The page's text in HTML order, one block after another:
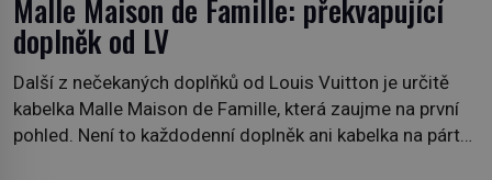
Malle Maison de Famille: překvapující
doplněk od LV
Další z nečekaných doplňků od Louis Vuitton je určitě
kabelka Malle Maison de Famille, která zaujme na první
pohled. Není to každodenní doplněk ani kabelka na párty,